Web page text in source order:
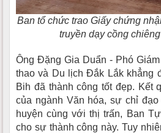
Ban tổ chức trao Giấy chứng
truyền dạy cồng
Ông Đặng Gia Duẩn - Phó
thao và Du lịch Đắk Lắk khẳng
Bih đã thành công tốt đẹp. Kết
của ngành Văn hóa, sự chỉ
huyện cùng với thị trấn, Ban
cho sự thành công này. Tuy